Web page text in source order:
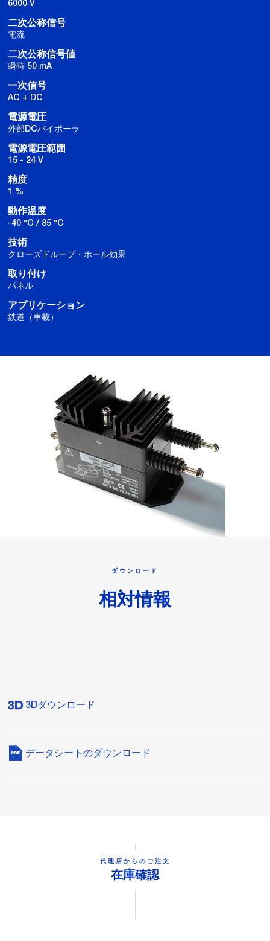
6000 V
二次公称信号
電流
二次公称信号値
瞬時 50 mA
一次信号
AC + DC
電源電圧
外部DCバイポーラ
電源電圧範囲
15 - 24 V
精度
1 %
動作温度
-40 °C / 85 °C
技術
クローズドループ・ホール効果
取り付け
パネル
アプリケーション
鉄道（車載）
ダウンロード
相対情報
3Dダウンロード
データシートのダウンロード
代理店からのご注文
在庫確認